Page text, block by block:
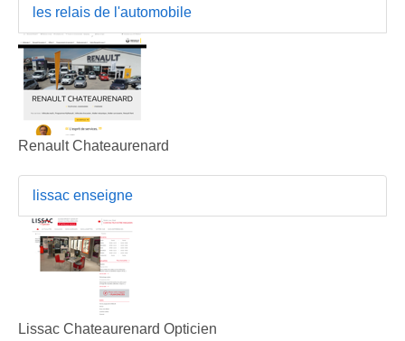
les relais de l'automobile
Renault Chateaurenard
lissac enseigne
Lissac Chateaurenard Opticien